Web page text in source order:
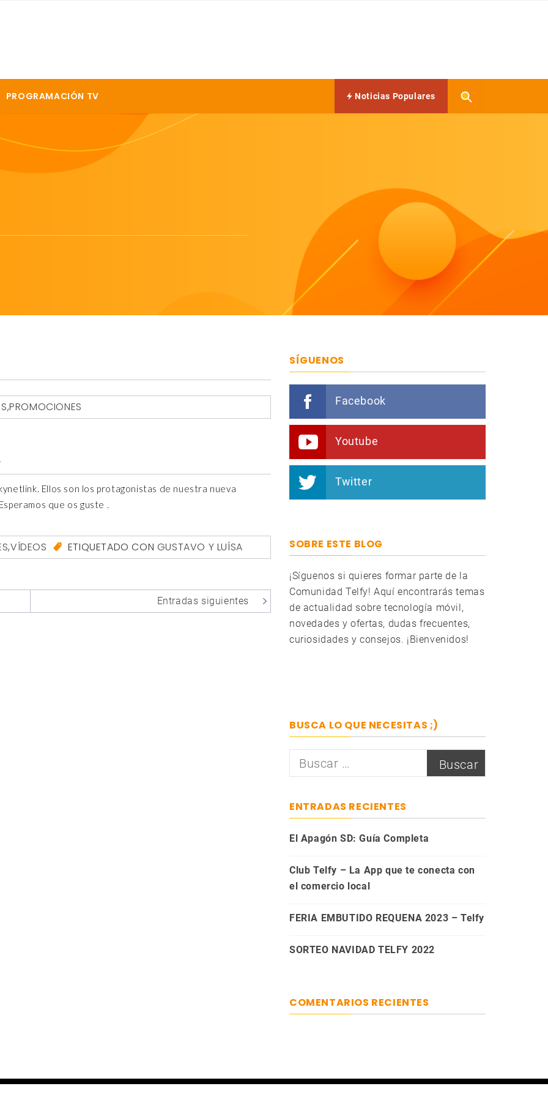
PROGRAMACIÓN TV Noticias Populares
,PROMOCIONES
Ellos son los protagonistas de nuestra nueva
que os guste .
,VÍDEOS ETIQUETADO CON GUSTAVO Y LUÍSA
Entradas siguientes
SÍGUENOS
Facebook
Youtube
Twitter
SOBRE ESTE BLOG
¡Síguenos si quieres formar parte de la
Comunidad Telfy! Aquí encontrarás temas
de actualidad sobre tecnología móvil,
novedades y ofertas, dudas frecuentes,
curiosidades y consejos. ¡Bienvenidos!
BUSCA LO QUE NECESITAS ;)
Buscar:
ENTRADAS RECIENTES
El Apagón SD: Guía Completa
Club Telfy – La App que te conecta con
el comercio local
FERIA EMBUTIDO REQUENA 2023 – Telfy
SORTEO NAVIDAD TELFY 2022
COMENTARIOS RECIENTES